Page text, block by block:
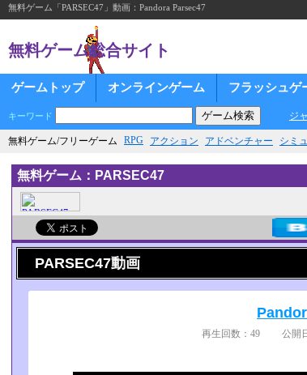
無料ゲーム「PARSEC47」動画：Pandora Parsec47
無料ゲーム総合サイト
ゲームトップ オンラインゲーム フラッシュゲ
キーワード ジ
無料ゲーム/フリーゲーム RPG アクション アドベンチャー シミ
無料ゲーム：PARSEC47
PARSEC47動画
再生回数：49 公開日